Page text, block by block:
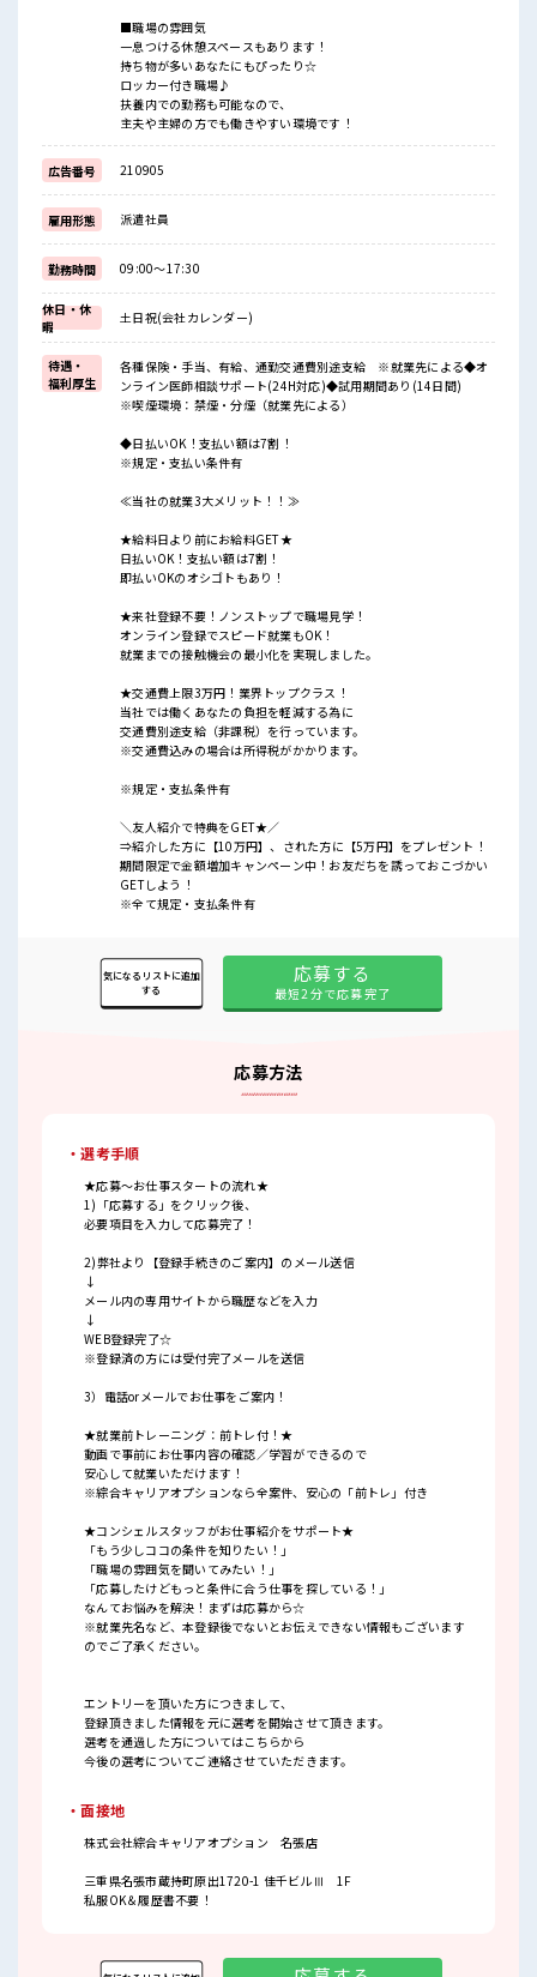
■職場の雰囲気
一息つける休憩スペースもあります！
持ち物が多いあなたにもぴったり☆
ロッカー付き職場♪
扶養内での勤務も可能なので、
主夫や主婦の方でも働きやすい環境です！
広告番号 210905
雇用形態 派遣社員
勤務時間 09:00～17:30
休日・休
暇
土日祝(会社カレンダー)
待遇・
福利厚生
各種保険・手当、有給、通勤交通費別途支給 ※就業先による◆オ
ンライン医師相談サポート(24H対応)◆試用期間あり(14日間)
※喫煙環境：禁煙・分煙（就業先による）
◆日払いOK！支払い額は7割！
※規定・支払い条件有
≪当社の就業3大メリット！！≫
★給料日より前にお給料GET★
日払いOK！支払い額は7割！
即払いOKのオシゴトもあり！
★来社登録不要！ノンストップで職場見学！
オンライン登録でスピード就業もOK！
就業までの接触機会の最小化を実現しました。
★交通費上限3万円！業界トップクラス！
当社では働くあなたの負担を軽減する為に
交通費別途支給（非課税）を行っています。
※交通費込みの場合は所得税がかかります。
※規定・支払条件有
＼友人紹介で特典をGET★／
⇒紹介した方に【10万円】、された方に【5万円】をプレゼント！
期間限定で金額増加キャンペーン中！お友だちを誘っておこづかい
GETしよう！
※全て規定・支払条件有
応募する
最短2分で応募完了
気になるリストに追加
する
応募方法
・選考手順
★応募～お仕事スタートの流れ★
1)「応募する」をクリック後、
必要項目を入力して応募完了！
2)弊社より【登録手続きのご案内】のメール送信
↓
メール内の専用サイトから職歴などを入力
↓
WEB登録完了☆
※登録済の方には受付完了メールを送信
3）電話orメールでお仕事をご案内！
★就業前トレーニング：前トレ付！★
動画で事前にお仕事内容の確認／学習ができるので
安心して就業いただけます！
※綜合キャリアオプションなら全案件、安心の「前トレ」付き
★コンシェルスタッフがお仕事紹介をサポート★
「もう少しココの条件を知りたい！」
「職場の雰囲気を聞いてみたい！」
「応募したけどもっと条件に合う仕事を探している！」
なんてお悩みを解決！まずは応募から☆
※就業先名など、本登録後でないとお伝えできない情報もございます
のでご了承ください。
エントリーを頂いた方につきまして、
登録頂きました情報を元に選考を開始させて頂きます。
選考を通過した方についてはこちらから
今後の選考についてご連絡させていただきます。
・面接地
株式会社綜合キャリアオプション 名張店
三重県名張市蔵持町原出1720-1 佳千ビルⅢ 1F
私服OK＆履歴書不要！